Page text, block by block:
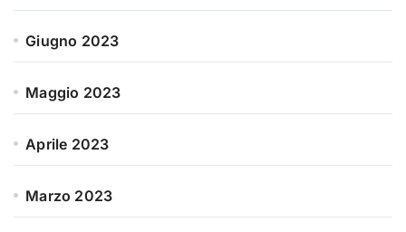
Giugno 2023
Maggio 2023
Aprile 2023
Marzo 2023